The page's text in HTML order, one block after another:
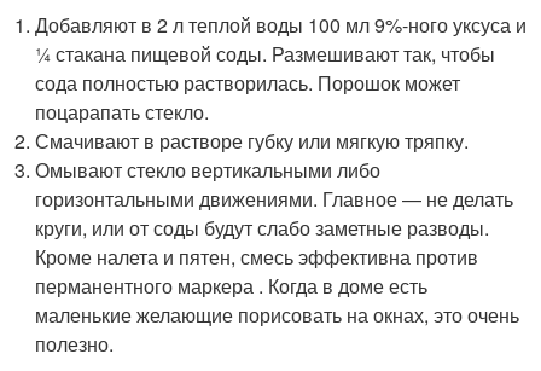
Добавляют в 2 л теплой воды 100 мл 9%-ного уксуса и
¼ стакана пищевой соды. Размешивают так, чтобы
сода полностью растворилась. Порошок может
поцарапать стекло.
Смачивают в растворе губку или мягкую тряпку.
Омывают стекло вертикальными либо
горизонтальными движениями. Главное — не делать
круги, или от соды будут слабо заметные разводы.
Кроме налета и пятен, смесь эффективна против
перманентного маркера . Когда в доме есть
маленькие желающие порисовать на окнах, это очень
полезно.